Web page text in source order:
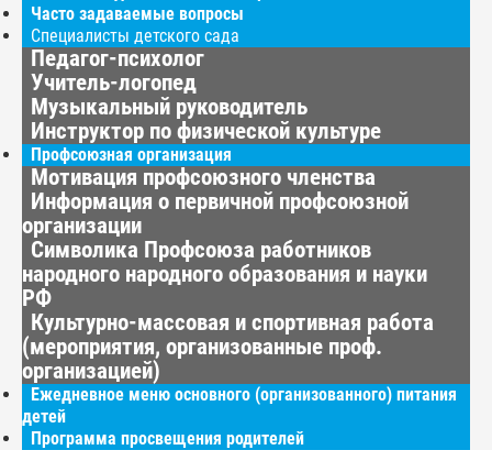
Часто задаваемые вопросы
Специалисты детского сада
Педагог-психолог
Учитель-логопед
Музыкальный руководитель
Инструктор по физической культуре
Профсоюзная организация
Мотивация профсоюзного членства
Информация о первичной профсоюзной
организации
Символика Профсоюза работников
народного народного образования и науки
РФ
Культурно-массовая и спортивная работа
(мероприятия, организованные проф.
организацией)
Ежедневное меню основного (организованного) питания
детей
Программа просвещения родителей